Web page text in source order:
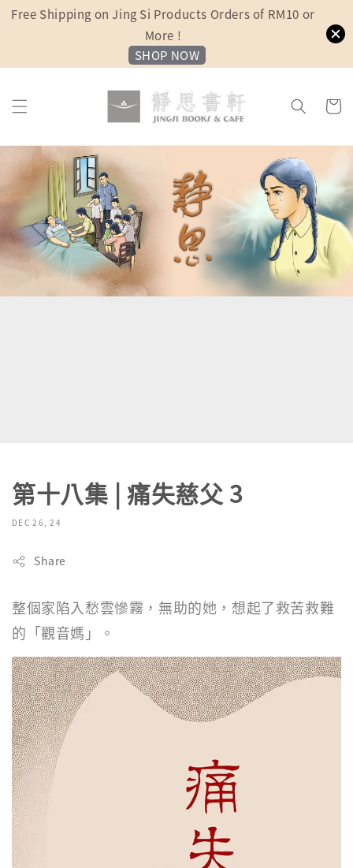
Free Shipping on Jing Si Products Orders of RM10 or
More !
SHOP NOW
第十八集 | 痛失慈父 3
DEC 26, 24
Share
整個家陷入愁雲慘霧，無助的她，想起了救苦救難
的「觀音媽」。